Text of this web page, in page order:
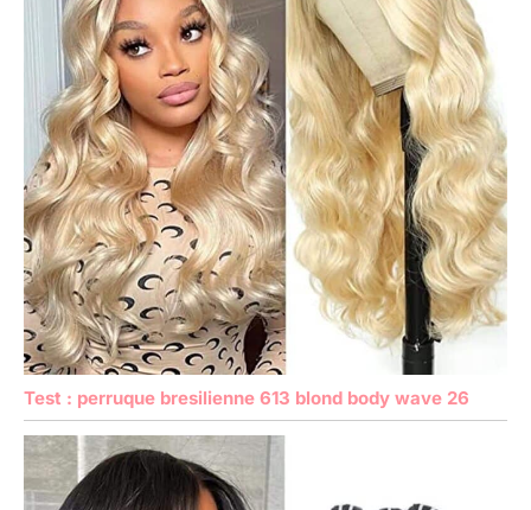
Test : perruque bresilienne 613 blond body wave 26